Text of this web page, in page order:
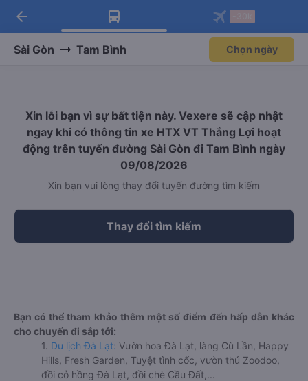
Tải app Vexere ngay!
Nhận ưu đãi thành viên độc
Mở app
Tải app Vexere
-30k/ghế khi đặt vé máy bay qua
Mở app
arrow_back
Sài Gòn Tam Bình Chọn ngày
Xin lỗi bạn vì sự bất tiện này. Vexere sẽ cập nhật
ngay khi có thông tin xe HTX VT Thắng Lợi hoạt
động trên tuyến đường Sài Gòn đi Tam Bình ngày
09/08/2026
Xin bạn vui lòng thay đổi tuyến đường tìm kiếm
Thay đổi tìm kiếm
Bạn có thể tham khảo thêm một số điểm đến hấp dẫn khác
cho chuyến đi sắp tới:
1. Du lịch Đà Lạt: Vườn hoa Đà Lạt, làng Cù Lần, Happy
Hills, Fresh Garden, Tuyệt tình cốc, vườn thú Zoodoo,
đồi cỏ hồng Đà Lạt, đồi chè Cầu Đất,...